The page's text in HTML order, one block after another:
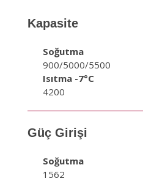
Kapasite
Soğutma
900/5000/5500
Isıtma -7°C
4200
Güç Girişi
Soğutma
1562